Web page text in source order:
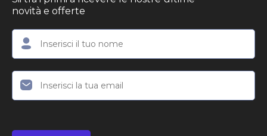
novità e offerte